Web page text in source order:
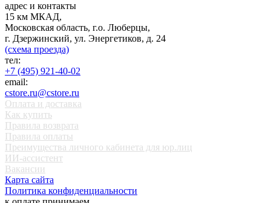
адрес и контакты
15 км МКАД,
Московская область, г.о. Люберцы,
г. Дзержинский, ул. Энергетиков, д. 24
(схема проезда)
тел:
+7 (495) 921-40-02
email:
cstore.ru@cstore.ru
Оплата и доставка
Как купить
Правила возврата
Правила оплаты
Преимущества личного кабинета для юр.лиц
ИИ-ассистент
Вакансии
Карта сайта
Политика конфиденциальности